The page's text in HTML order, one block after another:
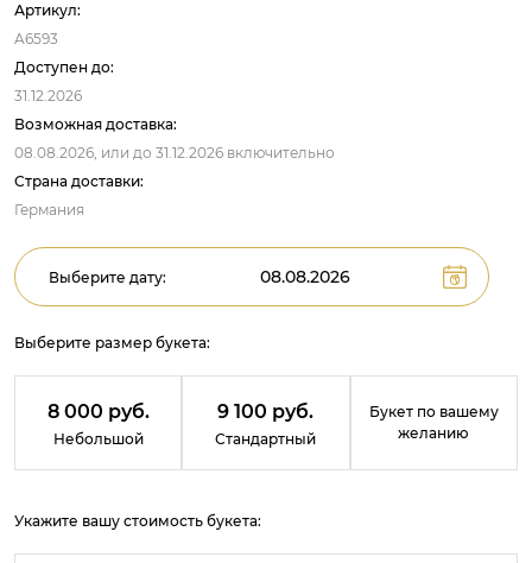
Артикул:
A6593
Доступен до:
31.12.2026
Возможная доставка:
08.08.2026, или до 31.12.2026 включительно
Страна доставки:
Германия
Выберите дату:
Выберите размер букета:
8 000 руб.
Небольшой
9 100 руб.
Стандартный
Букет по вашему
желанию
Укажите вашу стоимость букета: